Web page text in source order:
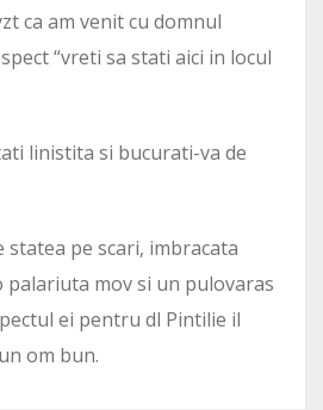
ca am venit cu domnul
“vreti sa stati aici in locul
linistita si bucurati-va de
statea pe scari, imbracata
mov si un pulovaras
ei pentru dl Pintilie il
om bun.